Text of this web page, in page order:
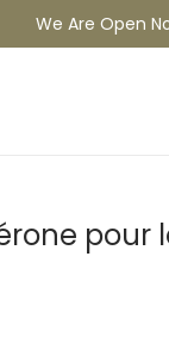
We Are Open
pour